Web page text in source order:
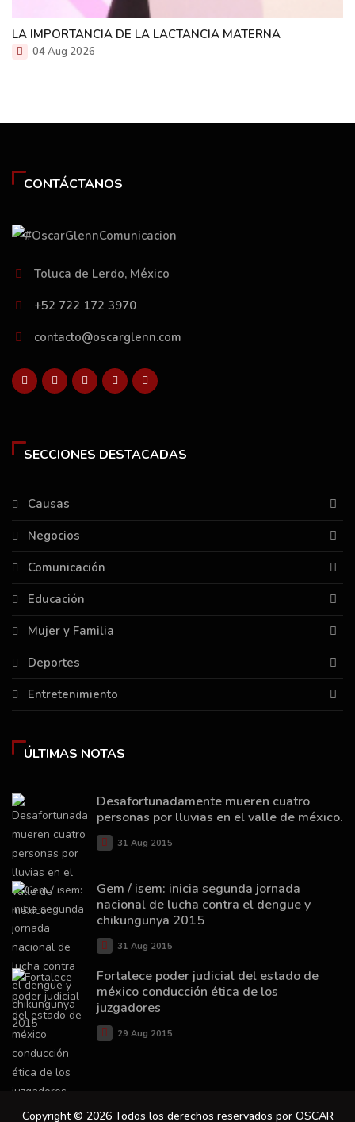
LA IMPORTANCIA DE LA LACTANCIA MATERNA
04 Aug 2026
CONTÁCTANOS
Toluca de Lerdo, México
+52 722 172 3970
contacto@oscarglenn.com
SECCIONES DESTACADAS
Causas
Negocios
Comunicación
Educación
Mujer y Familia
Deportes
Entretenimiento
ÚLTIMAS NOTAS
Desafortunadamente mueren cuatro
personas por lluvias en el valle de méxico.
31 Aug 2015
Gem / isem: inicia segunda jornada
nacional de lucha contra el dengue y
chikungunya 2015
31 Aug 2015
Fortalece poder judicial del estado de
méxico conducción ética de los
juzgadores
29 Aug 2015
Copyright © 2026 Todos los derechos reservados por OSCAR